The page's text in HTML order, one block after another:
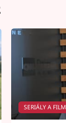
SERIÁLY A